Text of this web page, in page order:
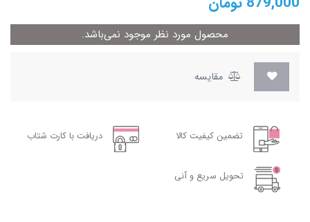
محصول مورد نظر موجود نمی‌باشد.
مقایسه
تضمین کیفیت کالا دریافت با کارت شتاب
تحویل سریع و آنی